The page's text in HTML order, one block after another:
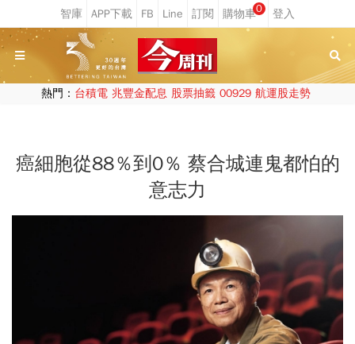
0
熱門： 台積電 兆豐金配息 股票抽籤 00929 航運股走勢
癌細胞從88％到0％ 蔡合城連鬼都怕的
意志力